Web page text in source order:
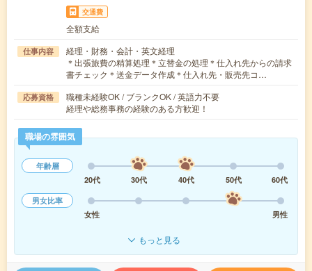
交通費
全額支給
仕事内容
経理・財務・会計・英文経理
＊出張旅費の精算処理＊立替金の処理＊仕入れ先からの請求
書チェック＊送金データ作成＊仕入れ先・販売先コ…
応募資格
職種未経験OK / ブランクOK / 英語力不要
経理や総務事務の経験のある方歓迎！
職場の雰囲気
年齢層
20代
30代 40代 50代
60代
男女比率
女性
男性
もっと見る